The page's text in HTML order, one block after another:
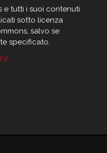
e tutti i suoi contenuti
sotto licenza
salvo se
specificato.